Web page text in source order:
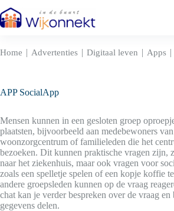
naar
de
Home | Advertenties | Digitaal leven | Apps |
APP SocialApp
Mensen kunnen in een gesloten groep
plaatsten, bijvoorbeeld aan medebewoners
woonzorgcentrum of familieleden die het
bezoeken. Dit kunnen praktische vragen zijn,
naar het ziekenhuis, maar ook vragen voor
zoals een spelletje spelen of een kopje koffie
andere groepsleden kunnen op de vraag
chat kan je verder bespreken over de vraag en
gegevens delen.